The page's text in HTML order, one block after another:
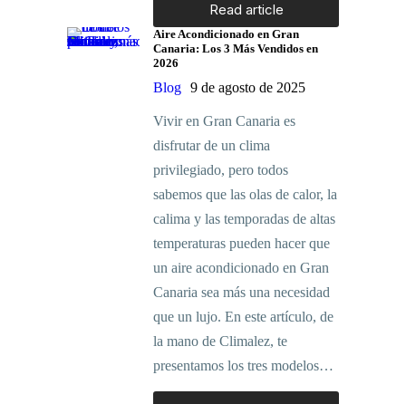
Read article
Aire Acondicionado en Gran
Canaria: Los 3 Más Vendidos en
2026
Blog 9 de agosto de 2025
Vivir en Gran Canaria es
disfrutar de un clima
privilegiado, pero todos
sabemos que las olas de calor, la
calima y las temporadas de altas
temperaturas pueden hacer que
un aire acondicionado en Gran
Canaria sea más una necesidad
que un lujo. En este artículo, de
la mano de Climalez, te
presentamos los tres modelos…